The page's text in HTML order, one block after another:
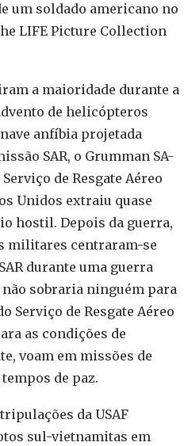
um soldado americano no
LIFE Picture Collection
a maioridade durante a
de helicópteros
anfíbia projetada
SAR, o Grumman SA-
de Resgate Aéreo
Unidos extraiu quase
hostil. Depois da guerra,
militares centraram-se
durante uma guerra
sobraria ninguém para
Serviço de Resgate Aéreo
as condições de
voam em missões de
de paz.
da USAF
sul-vietnamitas em